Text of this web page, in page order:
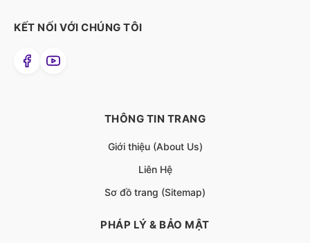
KẾT NỐI VỚI CHÚNG TÔI
THÔNG TIN TRANG
Giới thiệu (About Us)
Liên Hệ
Sơ đồ trang (Sitemap)
PHÁP LÝ & BẢO MẬT